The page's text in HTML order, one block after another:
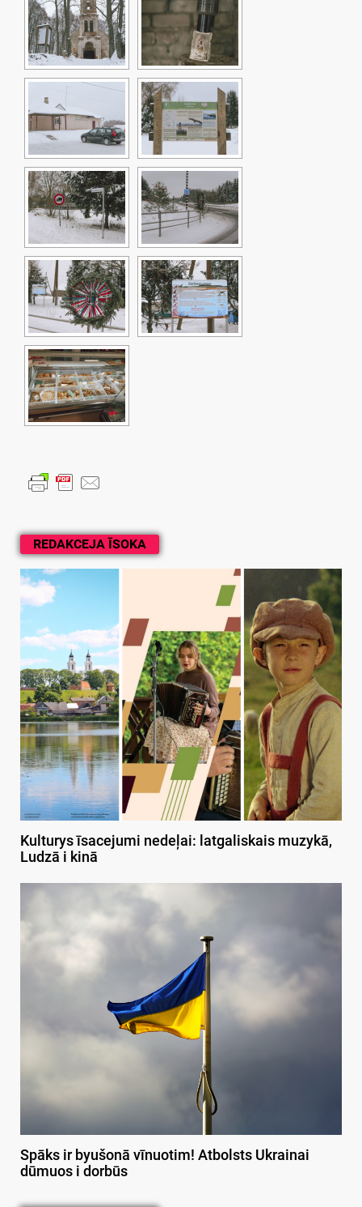
REDAKCEJA ĪSOKA
Kulturys īsacejumi nedeļai: latgaliskais muzykā,
Ludzā i kinā
Spāks ir byušonā vīnuotim! Atbolsts Ukrainai
dūmuos i dorbūs